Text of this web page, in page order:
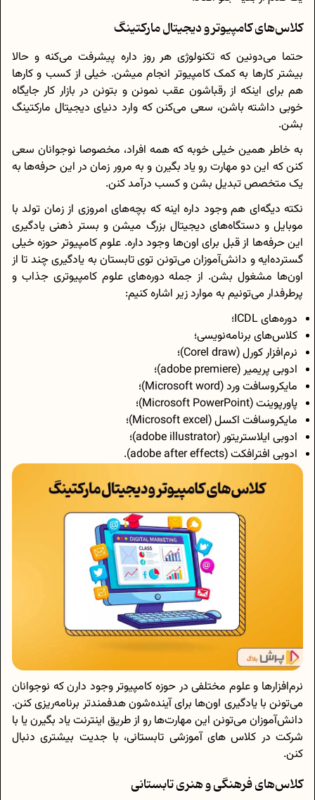
کلاس‌های کامپیوتر و دیجیتال مارکتینگ
حتما می‌دونین که تکنولوژی هر روز داره پیشرفت می‌کنه و حالا
بیشتر کارها به کمک کامپیوتر انجام میشن. خیلی از کسب و کارها
هم برای اینکه از رقباشون عقب نمونن و بتونن در بازار کار جایگاه
خوبی داشته باشن، سعی می‌کنن که وارد دنیای دیجیتال مارکتینگ
بشن.
به خاطر همین خیلی خوبه که همه افراد، مخصوصا نوجوانان سعی
کنن که این دو مهارت رو یاد بگیرن و به مرور زمان در این حرفه‌ها به
یک متخصص تبدیل بشن و کسب درآمد کنن.
نکته دیگه‌ای هم وجود داره اینه که بچه‌های امروزی از زمان تولد با
موبایل و دستگاه‌های دیجیتال بزرگ میشن و بستر ذهنی یادگیری
این حرفه‌ها از قبل برای اون‌ها وجود داره. علوم کامپیوتر حوزه خیلی
گسترده‌ایه و دانش‌آموزان می‌تونن توی تابستان به یادگیری چند تا از
اون‌ها مشغول بشن. از جمله دوره‌های علوم کامپیوتری جذاب و
پرطرفدار می‌تونیم به موارد زیر اشاره کنیم:
دوره‌های ICDL؛
کلاس‌های برنامه‌نویسی؛
نرم‌افزار کورل (Corel draw)؛
ادوبی پریمیر (adobe premiere)؛
مایکروسافت ورد (Microsoft word)؛
پاورپوینت (Microsoft PowerPoint)؛
مایکروسافت اکسل (Microsoft excel)؛
ادوبی ایلاستریتور (adobe illustrator)؛
ادوبی افترافکت (adobe after effects).
نرم‌افزارها و علوم مختلفی در حوزه کامپیوتر وجود دارن که نوجوانان
می‌تونن با یادگیری اون‌ها برای آینده‌شون هدفمندتر برنامه‌ریزی کنن.
دانش‌آموزان می‌تونن این مهارت‌ها رو از طریق اینترنت یاد بگیرن یا با
شرکت در کلاس های آموزشی تابستانی، با جدیت بیشتری دنبال
کنن.
کلاس‌های فرهنگی و هنری تابستانی